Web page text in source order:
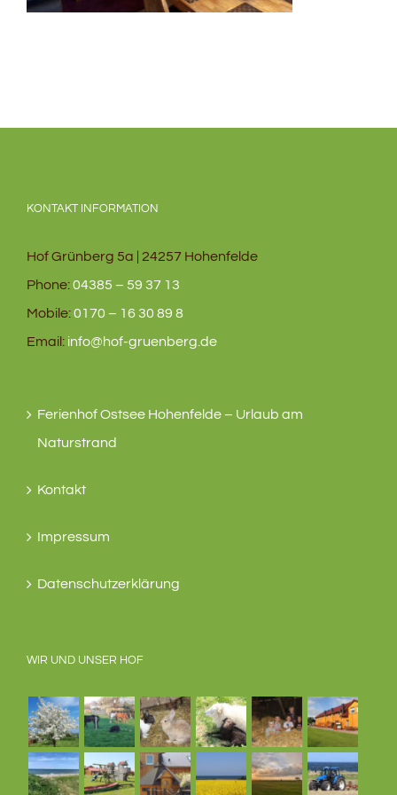
KONTAKT INFORMATION
Hof Grünberg 5a | 24257 Hohenfelde
Phone:04385 – 59 37 13
Mobile:0170 – 16 30 89 8
Email: info@hof-gruenberg.de
Ferienhof Ostsee Hohenfelde – Urlaub am
Naturstrand
Kontakt
Impressum
Datenschutzerklärung
WIR UND UNSER HOF